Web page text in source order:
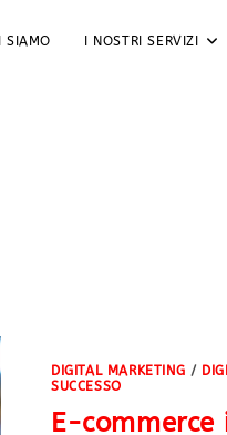
SIAMO I NOSTRI SERVIZI
DIGITAL MARKETING /
SUCCESSO
E-